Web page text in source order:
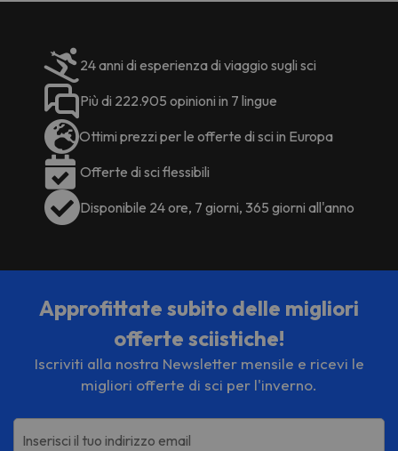
24 anni di esperienza di viaggio sugli sci
Più di 222.905 opinioni in 7 lingue
Ottimi prezzi per le offerte di sci in Europa
Offerte di sci flessibili
Disponibile 24 ore, 7 giorni, 365 giorni all'anno
Approfittate subito delle migliori
offerte sciistiche!
Iscriviti alla nostra Newsletter mensile e ricevi le
migliori offerte di sci per l'inverno.
Inserisci il tuo indirizzo email